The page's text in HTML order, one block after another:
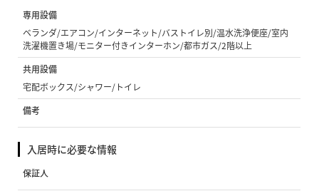
専用設備
ベランダ/エアコン/インターネット/バストイレ別/温水洗浄便座/室内
洗濯機置き場/モニター付きインターホン/都市ガス/2階以上
共用設備
宅配ボックス/シャワー/トイレ
備考
入居時に必要な情報
保証人